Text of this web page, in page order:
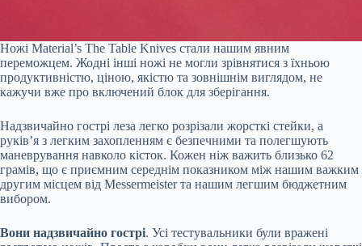
Ножі Material’s The Table Knives стали нашим явним
переможцем. Жодні інші ножі не могли зрівнятися з їхньою
продуктивністю, ціною, якістю та зовнішнім виглядом, не
кажучи вже про включений блок для зберігання.
Надзвичайно гострі леза легко розрізали жорсткі стейки, а
руків’я з легким захопленням є безпечними та полегшують
маневрування навколо кісток. Кожен ніж важить близько 62
грамів, що є приємним середнім показником між нашим важким
другим місцем від Messermeister та нашим легшим бюджетним
вибором.
Вони надзвичайно гострі. Усі тестувальники були вражені